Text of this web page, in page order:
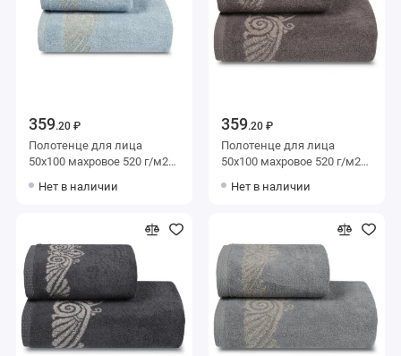
359.20 ₽
Полотенце для лица
50х100 махровое 520 г/м2
мануфактура
Нет в наличии
359.20 ₽
Полотенце для лица
50х100 махровое 520 г/м2
мануфактура
Нет в наличии